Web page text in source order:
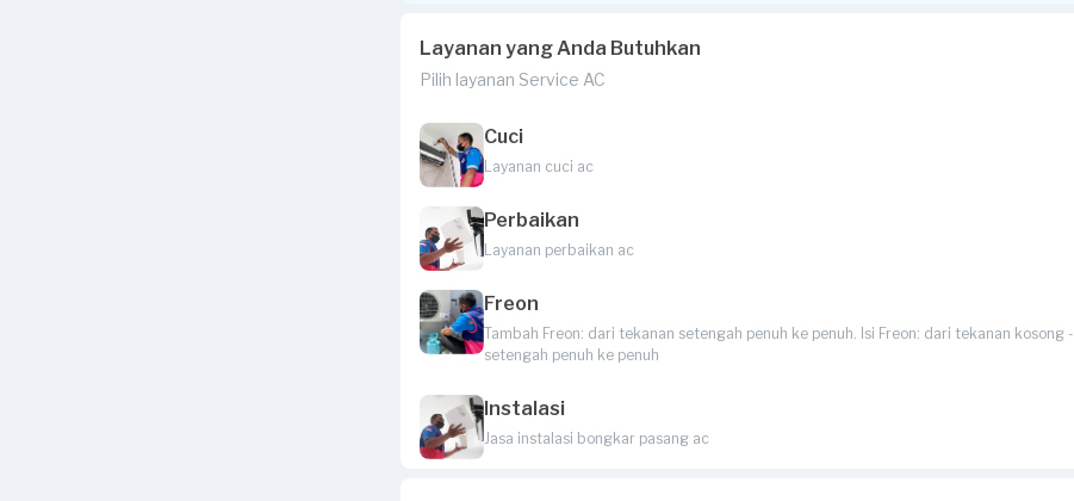
Layanan yang Anda Butuhkan
Pilih layanan Service AC
Cuci
Layanan cuci ac
Perbaikan
Layanan perbaikan ac
Freon
Tambah Freon: dari tekanan setengah penuh ke penuh. Isi Freon: dari tekanan kosong -
setengah penuh ke penuh
Instalasi
Jasa instalasi bongkar pasang ac